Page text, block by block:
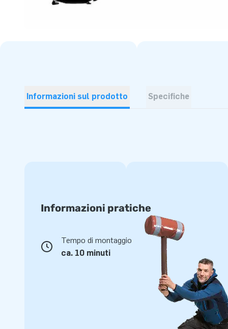
Informazioni sul prodotto Specifiche
Informazioni pratiche
Tempo di montaggio
ca. 10 minuti